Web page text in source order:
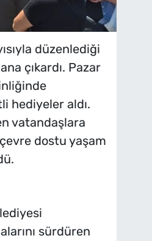
düzenlediği
çıkardı. Pazar
hediyeler aldı.
vatandaşlara
dostu yaşam
sürdüren